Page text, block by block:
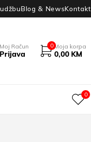
Blog & NewsKontakt
Moj Račun
Prijava
0 Moja korpa
0,00 KM
0